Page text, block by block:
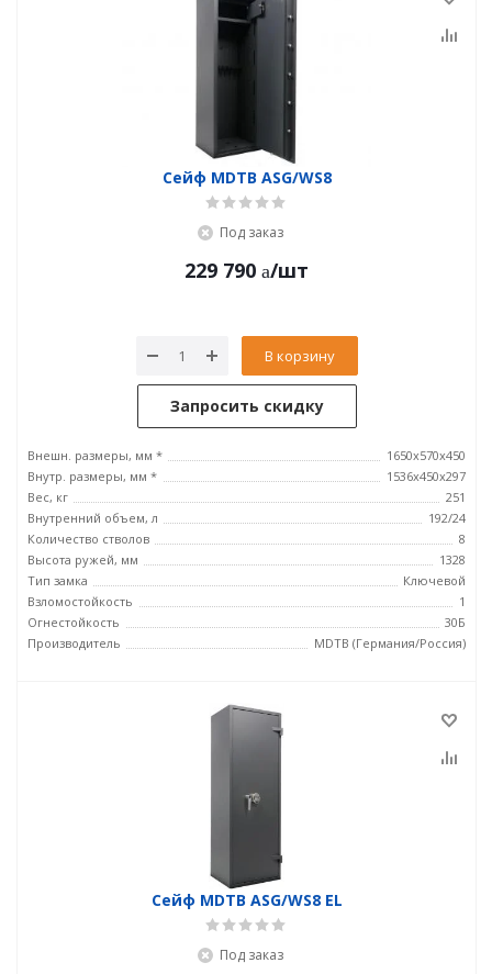
Сейф MDTB ASG/WS8
Под заказ
229 790 /шт
В корзину
Запросить скидку
Внешн. размеры, мм *
1650x570x450
Внутр. размеры, мм *
1536x450x297
Вес, кг
251
Внутренний объем, л
192/24
Количество стволов
8
Высота ружей, мм
1328
Тип замка
Ключевой
Взломостойкость
1
Огнестойкость
30Б
Производитель
MDTB (Германия/Россия)
Сейф MDTB ASG/WS8 EL
Под заказ